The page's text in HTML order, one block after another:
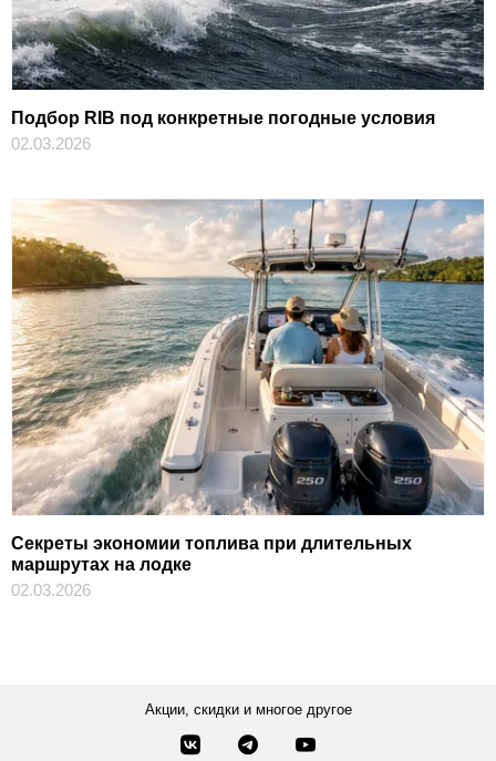
Подбор RIB под конкретные погодные условия
02.03.2026
Секреты экономии топлива при длительных
маршрутах на лодке
02.03.2026
Акции, скидки и многое другое